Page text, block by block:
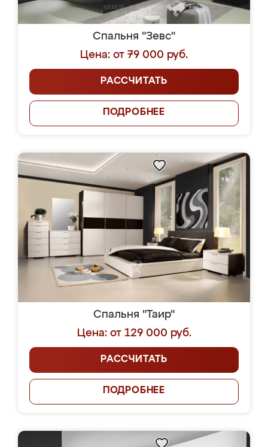
Спальня "Зевс"
Цена: от 79 000 руб.
РАССЧИТАТЬ
ПОДРОБНЕЕ
Спальня "Таир"
Цена: от 129 000 руб.
РАССЧИТАТЬ
ПОДРОБНЕЕ